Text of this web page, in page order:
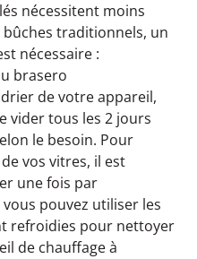
nécessitent moins
bûches traditionnels, un
nécessaire :
brasero
de votre appareil,
vider tous les 2 jours
le besoin. Pour
vos vitres, il est
une fois par
pouvez utiliser les
refroidies pour nettoyer
de chauffage à